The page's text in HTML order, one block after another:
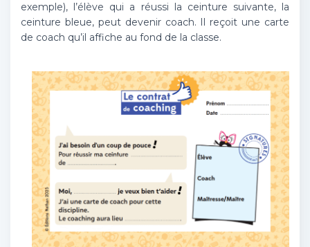
exemple), l’élève qui a réussi la ceinture suivante, la
ceinture bleue, peut devenir coach. Il reçoit une carte
de coach qu’il affiche au fond de la classe.